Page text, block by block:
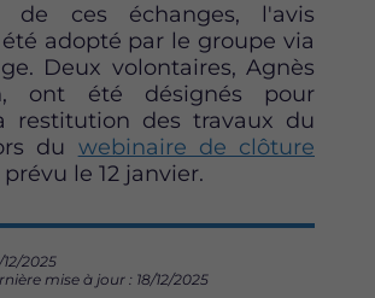
de ces échanges, l'avis
adopté par le groupe via
Deux volontaires, Agnès
ont été désignés pour
restitution des travaux du
du webinaire de clôture
prévu le 12 janvier.
2025
mise à jour : 18/12/2025